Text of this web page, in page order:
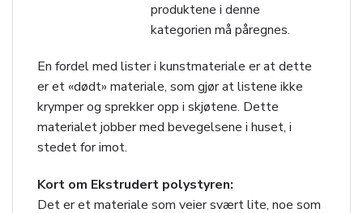
produktene i denne
kategorien må påregnes.
En fordel med lister i kunstmateriale er at dette
er et «dødt» materiale, som gjør at listene ikke
krymper og sprekker opp i skjøtene. Dette
materialet jobber med bevegelsene i huset, i
stedet for imot.
Kort om Ekstrudert polystyren:
Det er et materiale som veier svært lite, noe som